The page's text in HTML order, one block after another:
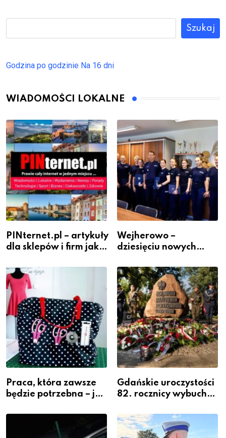
Szukaj
Godzina po godzinie Na 16 dni
WIADOMOŚCI LOKALNE
PINternet.pl – artykuły
dla sklepów i firm jako
widoczność
Wejherowo –
dziesięciu nowych
szeregach Komendy
Powiatowej
Praca, która zawsze
będzie potrzebna – jak
zawodem przyszłości i
gdzie się go nauczyć?
Gdańskie uroczystości
82. rocznicy wybuchu
Warszawskiego